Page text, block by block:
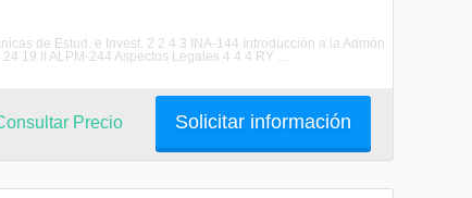
de Estud. e Invest. 2 2 4 3 INA-144 Introducción a la Admón
19 II ALPM-244 Aspectos Legales 4 4 4 RY ...
Solicitar información
Precio